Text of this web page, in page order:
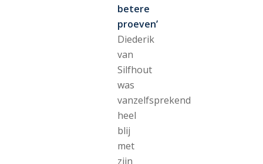
betere
proeven’
Diederik
van
Silfhout
was
vanzelfsprekend
heel
blij
met
zijn